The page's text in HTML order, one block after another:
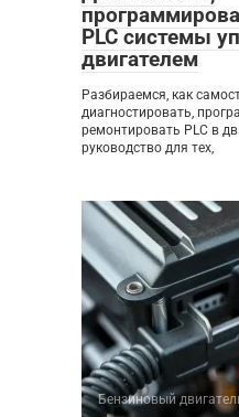
PLC системы
двигателем
Разбираемся, как
диагностировать,
ремонтировать PLC в
руководство для тех,
Бензиновый